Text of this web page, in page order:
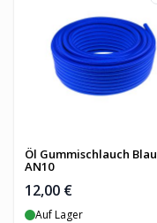
Öl Gummischlauch Blau
AN10
12,00 €
Auf Lager